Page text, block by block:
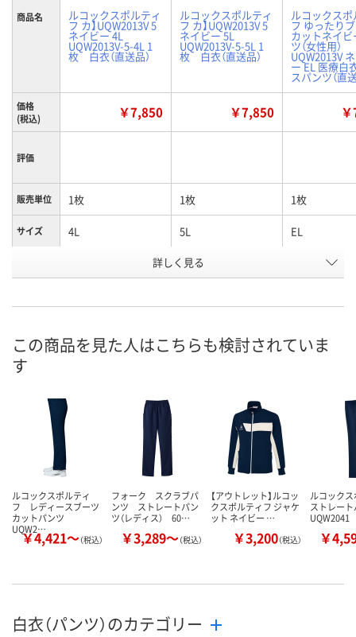
商品名 ルコックスポルティ
フ カ】UQW2013V 5
ネイビー 4L
UQW2013V-5-4L 1
枚 白衣（直送品）
ルコックスポルティ
フ カ】UQW2013V 5
ネイビー 5L
UQW2013V-5-5L 1
枚 白衣（直送品）
ルコックス
フ ゆったり
カットネイ
ツ（女性用）
UQW2013V
ー EL 医療白
スパンツ（直
価格
(税込)
￥7,850 ￥7,850
評価
販売単位 1枚 1枚 1枚
サイズ 4L 5L EL
ネイビー ネイビー
号
お届け日
カゴへ カゴへ カ
詳しく見る
この商品を見た人はこちらも検討されていま
す
ルコックスポルティ
フ レディースブーツ
カットパンツ
UQW2…
￥4,421～（税込）
フォーク スクラブパ
ンツ ストレートパン
ツ（レディス） 60…
￥3,289～（税込）
【アウトレット】ルコッ
クスポルティフ ジャケ
ット ネイビー …
￥3,200（税込）
ルコック
ストレー
UQW2041
￥
白衣（パンツ）のカテゴリー